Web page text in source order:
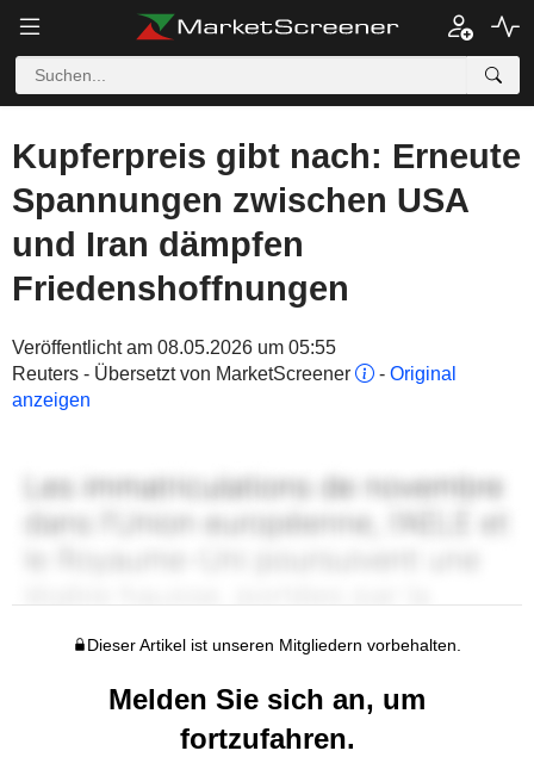
Kupferpreis gibt nach: Erneute
Spannungen zwischen USA
und Iran dämpfen
Friedenshoffnungen
Veröffentlicht am 08.05.2026 um 05:55
Reuters - Übersetzt von MarketScreener
- Original
anzeigen
Dieser Artikel ist unseren Mitgliedern vorbehalten.
Melden Sie sich an, um
fortzufahren.